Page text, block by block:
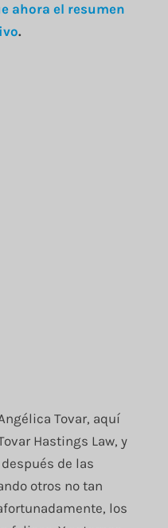
ahora el resumen
.
Tovar, aquí
Hastings Law, y
de las
otros no tan
los